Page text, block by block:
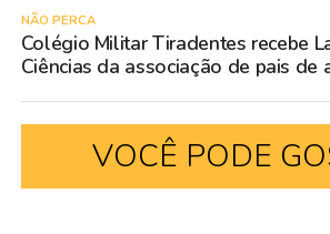
NÃO PERCA
Colégio Militar Tiradentes recebe
Ciências da associação de pais de
VOCÊ PODE